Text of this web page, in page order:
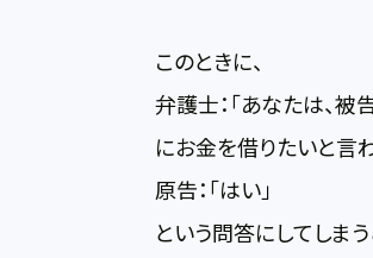
このときに、
弁護士：「あなたは、
にお金を借りたいと言
原告：「はい」
という問答にしてしま